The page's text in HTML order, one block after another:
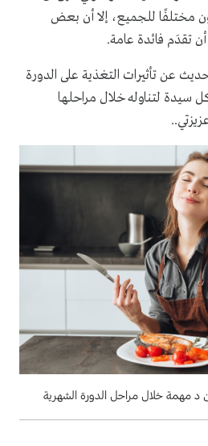
مختلفًا للجميع، إلا أن بعض
تقدَم فائدة عامة.
عن تأثيرات التغذية على الدورة
سيدة لتناوله خلال مراحلها
د مهمة خلال مراحل الدورة الشهرية